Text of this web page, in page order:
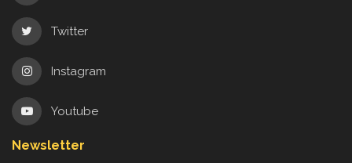
Twitter
Instagram
Youtube
Newsletter